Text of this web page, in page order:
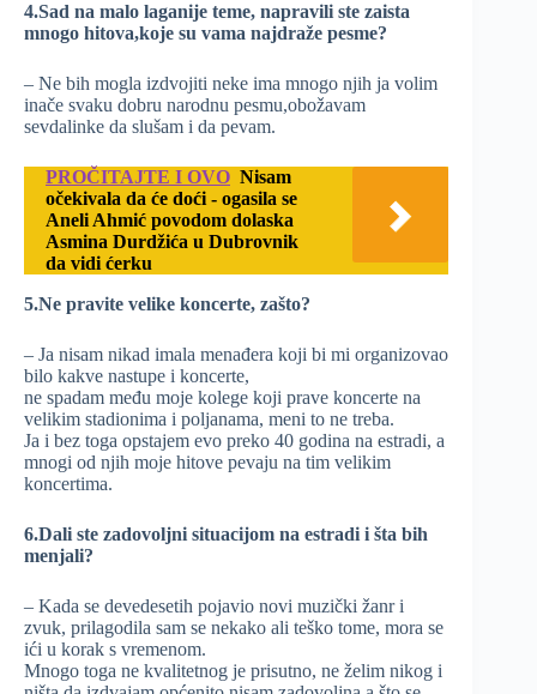
4.Sad na malo laganije teme, napravili ste zaista
mnogo hitova,koje su vama najdraže pesme?
– Ne bih mogla izdvojiti neke ima mnogo njih ja volim
inače svaku dobru narodnu pesmu,obožavam
sevdalinke da slušam i da pevam.
PROČITAJTE I OVO Nisam
očekivala da će doći - ogasila se
Aneli Ahmić povodom dolaska
Asmina Durdžića u Dubrovnik
da vidi ćerku
5.Ne pravite velike koncerte, zašto?
– Ja nisam nikad imala menađera koji bi mi organizovao
bilo kakve nastupe i koncerte,
ne spadam među moje kolege koji prave koncerte na
velikim stadionima i poljanama, meni to ne treba.
Ja i bez toga opstajem evo preko 40 godina na estradi, a
mnogi od njih moje hitove pevaju na tim velikim
koncertima.
6.Dali ste zadovoljni situacijom na estradi i šta bih
menjali?
– Kada se devedesetih pojavio novi muzički žanr i
zvuk, prilagodila sam se nekako ali teško tome, mora se
ići u korak s vremenom.
Mnogo toga ne kvalitetnog je prisutno, ne želim nikog i